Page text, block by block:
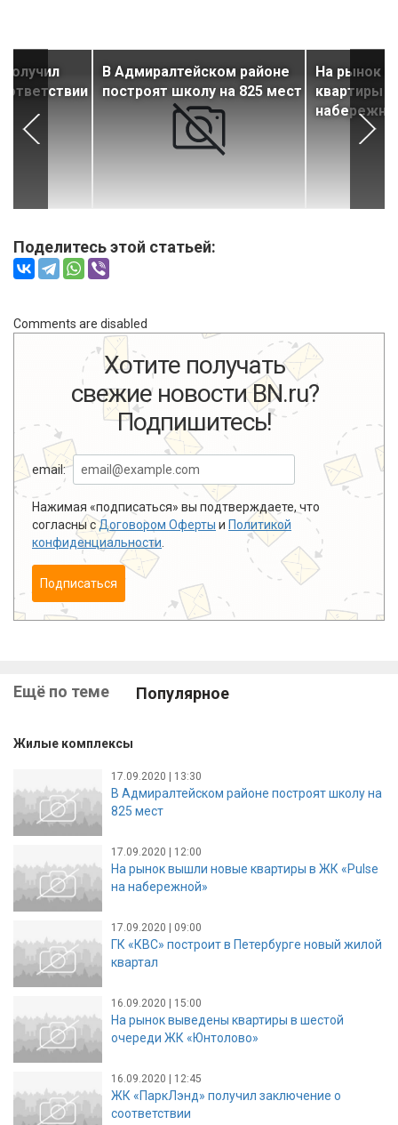
В Адмиралтейском районе
построят школу на 825 мест
На рынок
квартиры
Поделитесь этой статьей:
Comments are disabled
Хотите получать
свежие новости BN.ru?
Подпишитесь!
email:
Нажимая «подписаться» вы подтверждаете, что
согласны сДоговором Оферты и Политикой
конфиденциальности
Подписаться
Ещё по теме Популярное
Жилые комплексы
17.09.2020 | 13:30
В Адмиралтейском районе построят школу на
825 мест
17.09.2020 | 12:00
На рынок вышли новые квартиры в ЖК «Pulse
на набережной»
17.09.2020 | 09:00
ГК «КВС» построит в Петербурге новый жилой
квартал
16.09.2020 | 15:00
На рынок выведены квартиры в шестой
очереди ЖК «Юнтолово»
16.09.2020 | 12:45
ЖК «ПаркЛэнд» получил заключение о
соответствии